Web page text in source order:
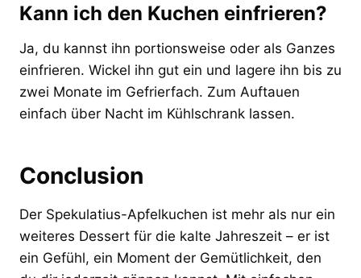
Kann ich den Kuchen einfrieren?
Ja, du kannst ihn portionsweise oder als Ganzes
einfrieren. Wickel ihn gut ein und lagere ihn bis zu
zwei Monate im Gefrierfach. Zum Auftauen
einfach über Nacht im Kühlschrank lassen.
Conclusion
Der Spekulatius-Apfelkuchen ist mehr als nur ein
weiteres Dessert für die kalte Jahreszeit – er ist
ein Gefühl, ein Moment der Gemütlichkeit, den